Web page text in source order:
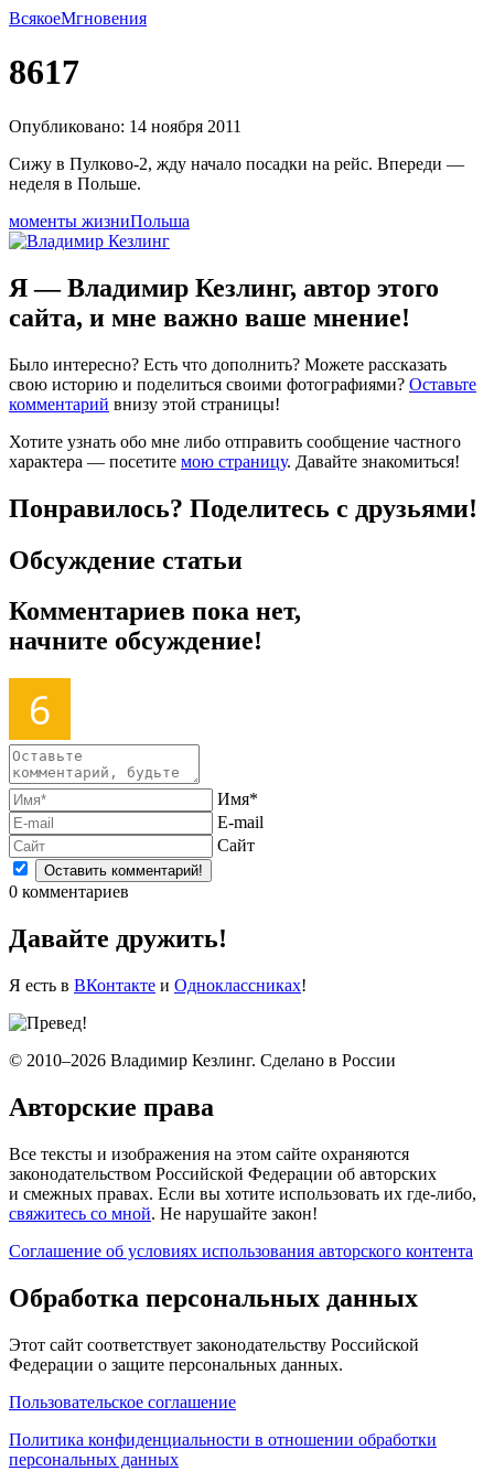
ВсякоеМгновения
8617
Опубликовано: 14 ноября 2011
Сижу в Пулково-2, жду начало посадки на рейс. Впереди —
неделя в Польше.
моменты жизниПольша
Я — Владимир Кезлинг, автор этого
сайта, и мне важно ваше мнение!
Было интересно? Есть что дополнить? Можете рассказать
свою историю и поделиться своими фотографиями? Оставьте
комментарий внизу этой страницы!
Хотите узнать обо мне либо отправить сообщение частного
характера — посетите мою страницу. Давайте знакомиться!
Понравилось? Поделитесь с друзьями!
Обсуждение статьи
Комментариев пока нет,
начните обсуждение!
Имя*
E-mail
Сайт
0 комментариев
Давайте дружить!
Я есть в ВКонтакте и Одноклассниках!
© 2010–2026 Владимир Кезлинг. Сделано в России
Авторские права
Все тексты и изображения на этом сайте охраняются
законодательством Российской Федерации об авторских
и смежных правах. Если вы хотите использовать их где-либо,
свяжитесь со мной. Не нарушайте закон!
Соглашение об условиях использования авторского контента
Обработка персональных данных
Этот сайт соответствует законодательству Российской
Федерации о защите персональных данных.
Пользовательское соглашение
Политика конфиденциальности в отношении обработки
персональных данных